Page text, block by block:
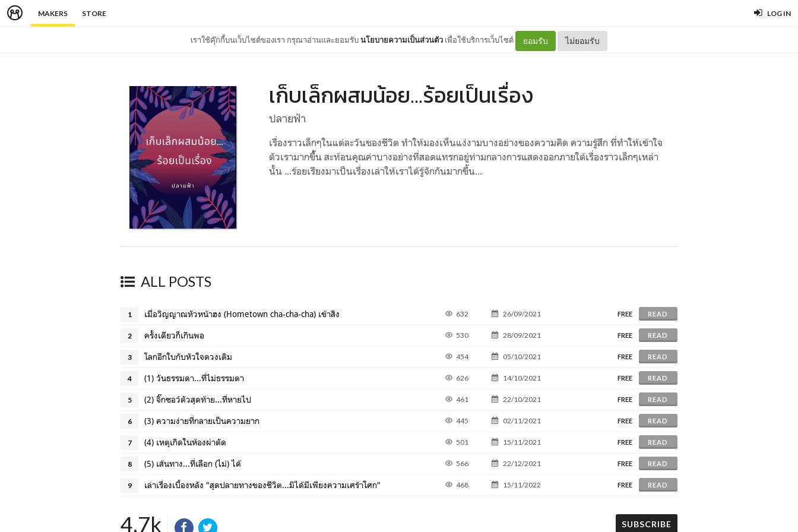
MAKERS STORE LOG IN
เราใช้คุ๊กกี้บนเว็บไซต์ของเรา กรุณาอ่านและยอมรับนโยบายความเป็นส่วนตัว เพื่อใช้บริการเว็บไซต์ ยอมรับ ไม่ยอมรับ
เก็บเล็กผสมน้อย...ร้อยเป็นเรื่อง
ปลายฟ้า
เรื่องราวเล็กๆในแต่ละวันของชีวิต ทำให้มองเห็นแง่งามบางอย่างของความคิด ความรู้สึก ที่ทำให้เข้าใจ
ตัวเรามากขึ้้น สะท้อนคุณค่าบางอย่างที่สอดแทรกอยู่ท่ามกลางการแสดงออกภายใต้เรื่องราวเล็กๆเหล่า
นั้น ...ร้อยเรียงมาเป็นเรื่องเล่าให้เราได้รู้จักกันมากขึ้น...
ALL POSTS
1 เมื่อวิญญาณหัวหน้าฮง (Hometown cha-cha-cha) เข้าสิง 632 26/09/2021 FREE READ
2 ครั้งเดียวก็เกินพอ 530 28/09/2021 FREE READ
3 โลกอีกใบกับหัวใจดวงเดิม 454 05/10/2021 FREE READ
4 (1) วันธรรมดา...ที่ไม่ธรรมดา 626 14/10/2021 FREE READ
5 (2) จิ๊กซอว์ตัวสุดท้าย...ที่หายไป 461 22/10/2021 FREE READ
6 (3) ความง่ายที่กลายเป็นความยาก 445 02/11/2021 FREE READ
7 (4) เหตุเกิดในห้องผ่าตัด 501 15/11/2021 FREE READ
8 (5) เส้นทาง...ที่เลือก (ไม่) ได้ 566 22/12/2021 FREE READ
9 เล่าเรื่องเบื้องหลัง "สุดปลายทางของชีวิต...มิได้มีเพียงความเศร้าโศก" 468 15/11/2022 FREE READ
4.7k SUBSCRIBE